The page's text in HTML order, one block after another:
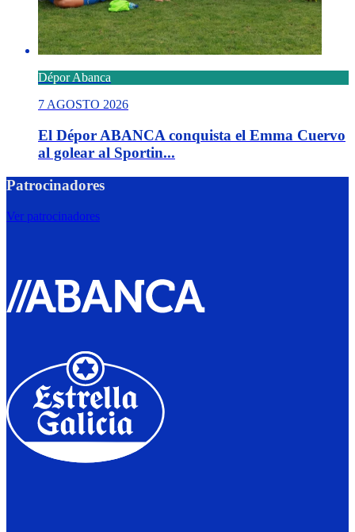
Dépor Abanca
7 AGOSTO 2026
El Dépor ABANCA conquista el Emma Cuervo
al golear al Sportin...
Patrocinadores
Ver patrocinadores